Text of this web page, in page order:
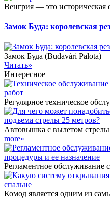
Венгрия — это историческая
Замок Буда: королевская
Замок Буда (Budavári Palota)
Читать»
Интересное
Регулярное техническое
Автовышка с вылетом стрелы
more»
Регламентное обслуживание
Комод является одним из